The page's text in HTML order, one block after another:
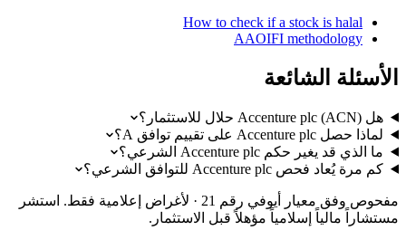
How to check if a stock is halal
AAOIFI methodology
الأسئلة الشائعة
هل Accenture plc (ACN) حلال للاستثمار؟
لماذا حصل Accenture plc على تقييم توافق A؟
ما الذي قد يغير حكم Accenture plc الشرعي؟
كم مرة يُعاد فحص Accenture plc للتوافق الشرعي؟
مفحوص وفق معيار أيوفي رقم 21 · لأغراض إعلامية فقط. استشر
مستشاراً مالياً إسلامياً مؤهلاً قبل الاستثمار.